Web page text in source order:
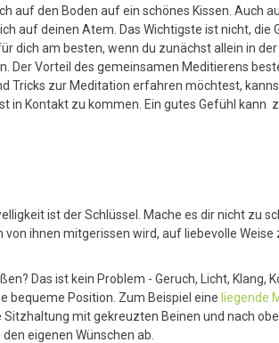
auf den Boden auf ein schönes Kissen. Auch
auf deinen Atem. Das Wichtigste ist nicht,
dich am besten, wenn du zunächst allein in
Der Vorteil des gemeinsamen Meditierens
Tricks zur Meditation erfahren möchtest,
in Kontakt zu kommen. Ein gutes Gefühl kann
ist der Schlüssel. Mache es dir nicht
ihnen mitgerissen wird, auf liebevolle
Das ist kein Problem - Geruch, Licht,
bequeme Position. Zum Beispiel eine liegende
mit gekreuzten Beinen und nach
eigenen Wünschen ab.